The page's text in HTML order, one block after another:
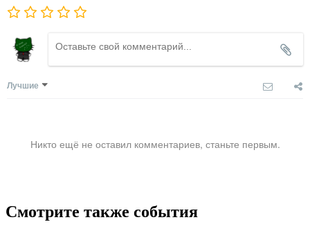
Лучшие
Никто ещё не оставил комментариев, станьте первым.
Смотрите также события